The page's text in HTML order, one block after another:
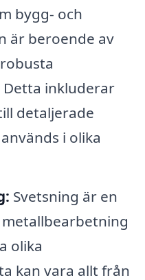
bygg- och
är beroende av
inkluderar
detaljerade
i olika
Svetsning är en
olika
kan vara allt från